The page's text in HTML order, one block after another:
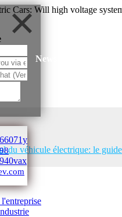
News
du véhicule électrique: le